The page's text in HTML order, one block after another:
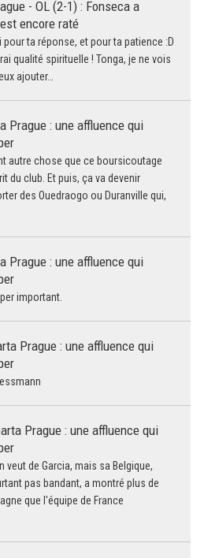
- OL (2-1) : Fonseca a
encore raté
ta réponse, et pour ta patience :D
qualité spirituelle ! Tonga, je ne vois
ajouter…
Prague : une affluence qui
autre chose que ce boursicoutage
du club. Et puis, ça va devenir
des Ouedraogo ou Duranville qui,
Prague : une affluence qui
important.
Prague : une affluence qui
Prague : une affluence qui
veut de Garcia, mais sa Belgique,
pas bandant, a montré plus de
que l'équipe de France